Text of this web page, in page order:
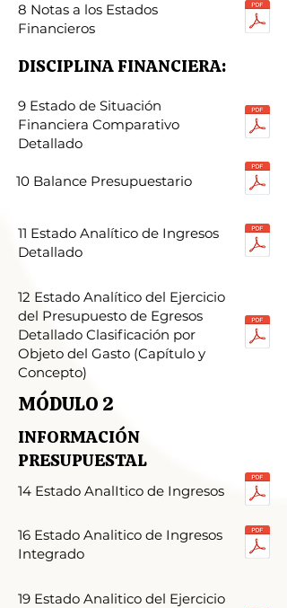
8 Notas a los Estados
Financieros
DISCIPLINA FINANCIERA:
9 Estado de Situación
Financiera Comparativo
Detallado
10 Balance Presupuestario
11 Estado Analítico de Ingresos
Detallado
12 Estado Analítico del Ejercicio
del Presupuesto de Egresos
Detallado Clasificación por
Objeto del Gasto (Capítulo y
Concepto)
MÓDULO 2
INFORMACIÓN
PRESUPUESTAL
14 Estado AnalItico de Ingresos
16 Estado Analitico de Ingresos
Integrado
19 Estado Analitico del Ejercicio